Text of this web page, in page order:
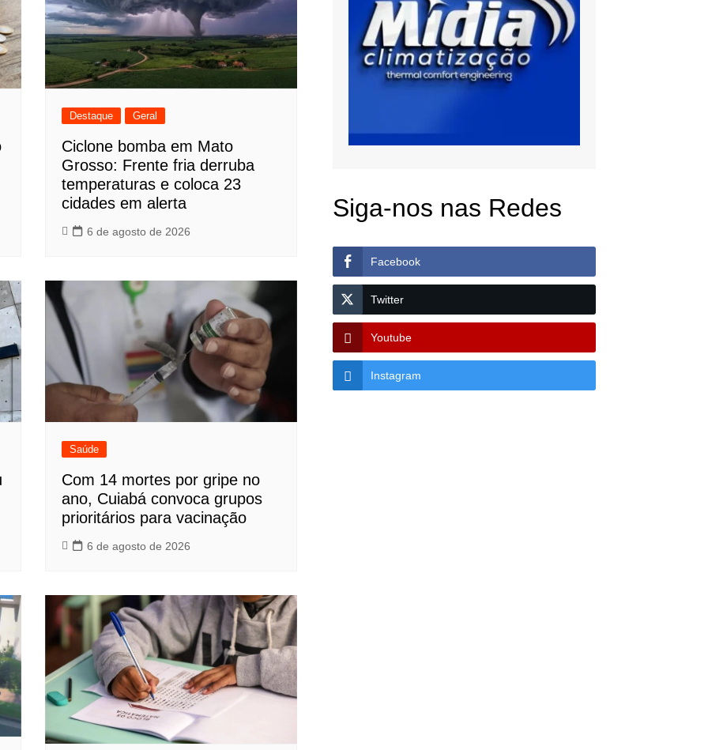
Destaque Geral
Ciclone bomba em Mato
Grosso: Frente fria derruba
temperaturas e coloca 23
cidades em alerta
6 de agosto de 2026
Saúde
Com 14 mortes por gripe no
ano, Cuiabá convoca grupos
prioritários para vacinação
6 de agosto de 2026
Siga-nos nas Redes
Facebook
Twitter
Youtube
Instagram